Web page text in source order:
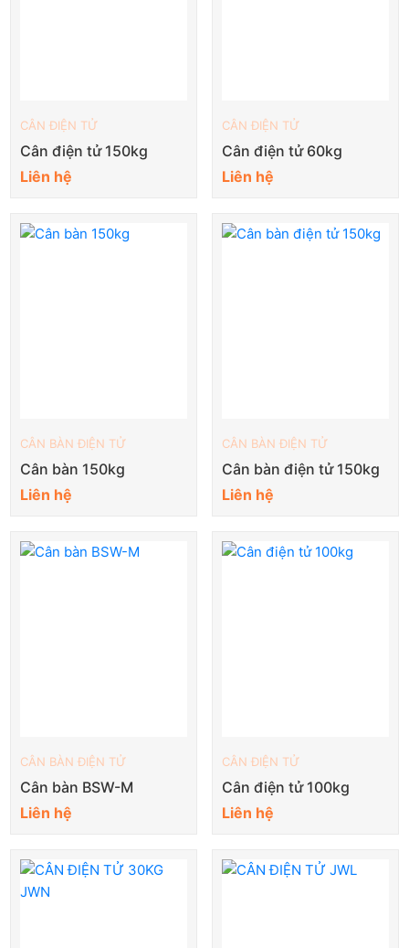
CÂN ĐIỆN TỬ
Cân điện tử 150kg
Liên hệ
CÂN ĐIỆN TỬ
Cân điện tử 60kg
Liên hệ
CÂN BÀN ĐIỆN TỬ
Cân bàn 150kg
Liên hệ
CÂN BÀN ĐIỆN TỬ
Cân bàn điện tử 150kg
Liên hệ
CÂN BÀN ĐIỆN TỬ
Cân bàn BSW-M
Liên hệ
CÂN ĐIỆN TỬ
Cân điện tử 100kg
Liên hệ